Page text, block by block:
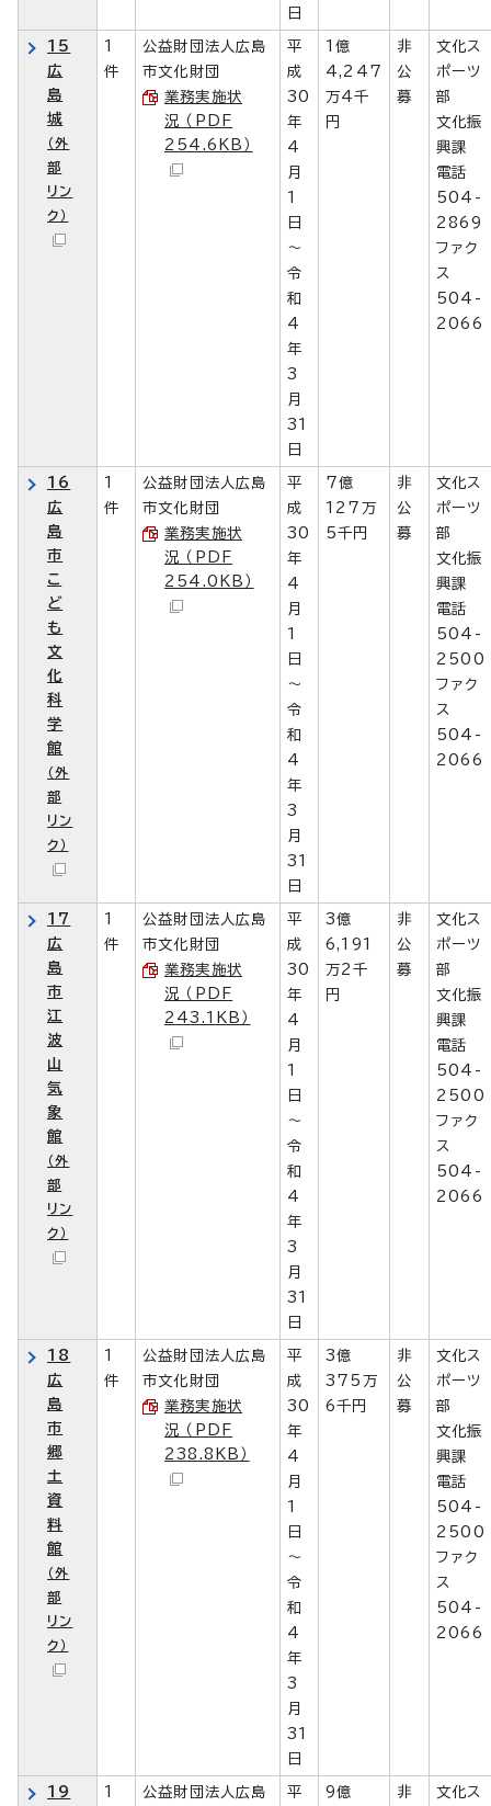
日
15
広
島
城
（外
部
リン
ク）
1
件
公益財団法人広島
市文化財団
業務実施状
況 （PDF
254.6KB）
平
成
30
年
4
月
1
日
～
令
和
4
年
3
月
31
日
1億
4,247
万4千
円
非
公
募
文化ス
ポーツ
部
文化振
興課
電話
504-
2869
ファク
ス
504-
2066
16
広
島
市
こ
ど
も
文
化
科
学
館
（外
部
リン
ク）
1
件
公益財団法人広島
市文化財団
業務実施状
況 （PDF
254.0KB）
平
成
30
年
4
月
1
日
～
令
和
4
年
3
月
31
日
7億
127万
5千円
非
公
募
文化ス
ポーツ
部
文化振
興課
電話
504-
2500
ファク
ス
504-
2066
17
広
島
市
江
波
山
気
象
館
（外
部
リン
ク）
1
件
公益財団法人広島
市文化財団
業務実施状
況 （PDF
243.1KB）
平
成
30
年
4
月
1
日
～
令
和
4
年
3
月
31
日
3億
6,191
万2千
円
非
公
募
文化ス
ポーツ
部
文化振
興課
電話
504-
2500
ファク
ス
504-
2066
18
広
島
市
郷
土
資
料
館
（外
部
リン
ク）
1
件
公益財団法人広島
市文化財団
業務実施状
況 （PDF
238.8KB）
平
成
30
年
4
月
1
日
～
令
和
4
年
3
月
31
日
3億
375万
6千円
非
公
募
文化ス
ポーツ
部
文化振
興課
電話
504-
2500
ファク
ス
504-
2066
19
1
公益財団法人広島
平
9億
非
文化ス